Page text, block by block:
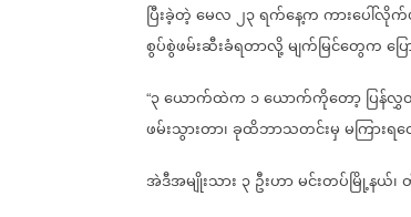
ပြီးခဲ့တဲ့မေလ၂၃ရက်နေ့ကကားပေါ်လို
စွပ်စွဲဖမ်းဆီးခံရတာလို့မျက်မြင်တွေကပြ
“၃ယောက်ထဲက ၁ယောက်ကိုတော့ပြန်
ဖမ်းသွားတာ၊ခုထိဘာသတင်းမှမကြားရ
အဲဒီအမျိုးသား ၃ဦးဟာမင်းတပ်မြို့နယ်၊